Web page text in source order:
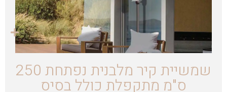
שמשיית קיר מלבנית נפתחת 250
ס"מ מתקפלת כולל בסיס